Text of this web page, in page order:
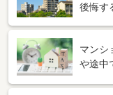
後悔す
マンシ
や途中